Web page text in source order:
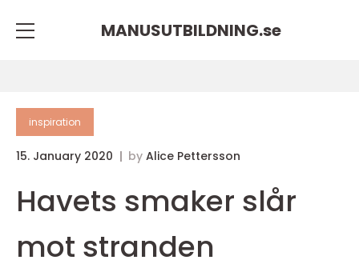
MANUSUTBILDNING.se
inspiration
15. January 2020 by Alice Pettersson
Havets smaker slår
mot stranden